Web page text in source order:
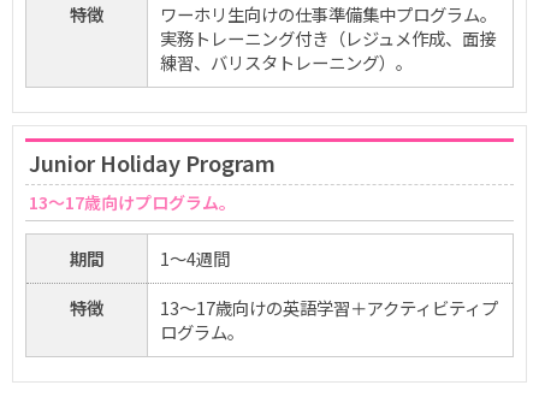
特徴
ワーホリ生向けの仕事準備集中プログラム。
実務トレーニング付き（レジュメ作成、面接
練習、バリスタトレーニング）。
Junior Holiday Program
13～17歳向けプログラム。
期間
1〜4週間
特徴
13～17歳向けの英語学習＋アクティビティプ
ログラム。